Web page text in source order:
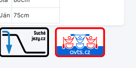
75cm